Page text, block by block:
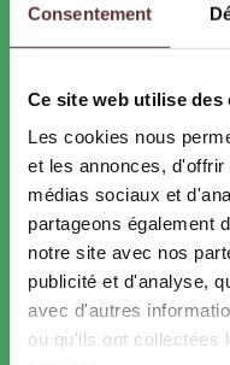
Consentement
Ce site web utilise des
Les cookies nous
et les annonces,
médias sociaux et
partageons également
notre site avec nos
publicité et d'analyse,
avec d'autres
ou qu'ils ont collectées
Dossiers et
Offres
Les